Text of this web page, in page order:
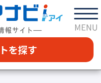
を探す